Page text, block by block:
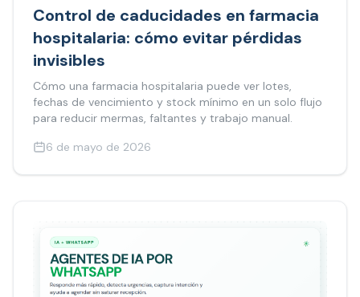
Control de caducidades en farmacia
hospitalaria: cómo evitar pérdidas
invisibles
Cómo una farmacia hospitalaria puede ver lotes,
fechas de vencimiento y stock mínimo en un solo flujo
para reducir mermas, faltantes y trabajo manual.
6 de mayo de 2026